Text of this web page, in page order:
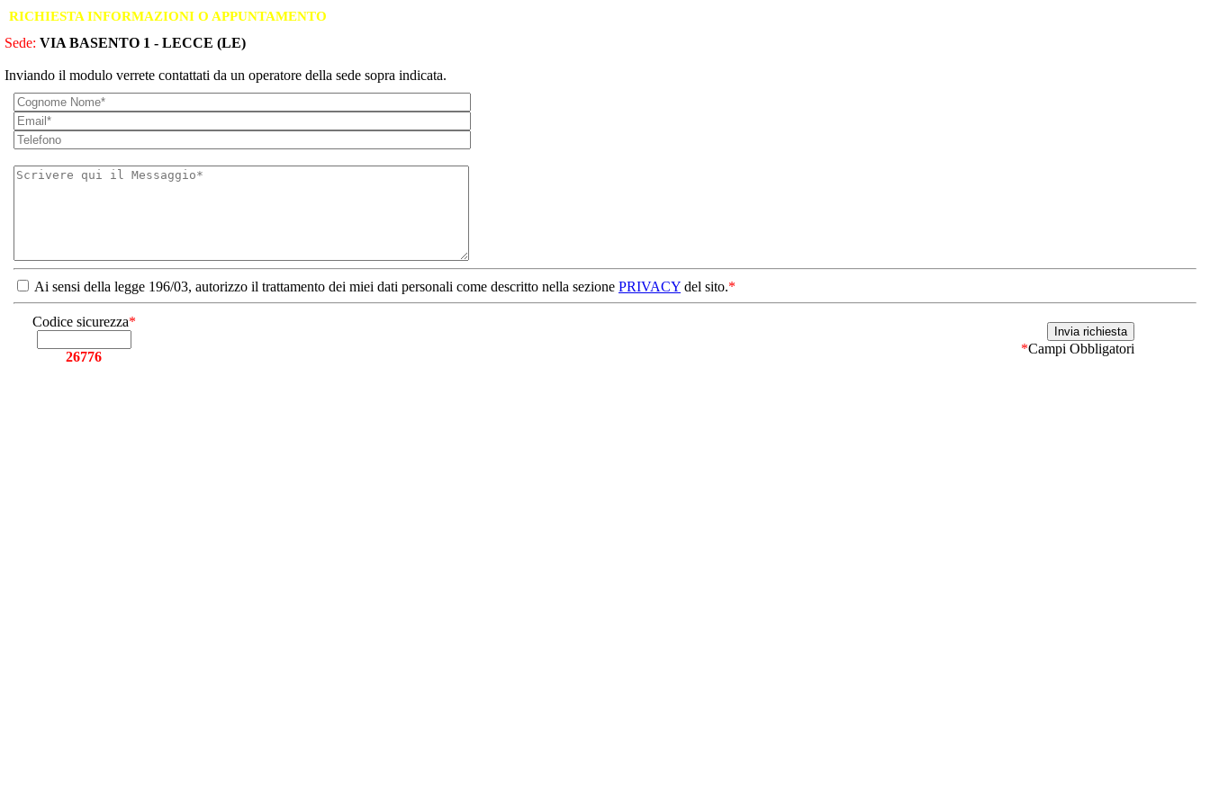
RICHIESTA INFORMAZIONI O APPUNTAMENTO
Sede: VIA BASENTO 1 - LECCE (LE)
Inviando il modulo verrete contattati da un operatore della sede sopra indicata.
Ai sensi della legge 196/03, autorizzo il trattamento dei miei dati personali come descritto nella sezione PRIVACY del sito.*
Codice sicurezza*
26776
*Campi Obbligatori